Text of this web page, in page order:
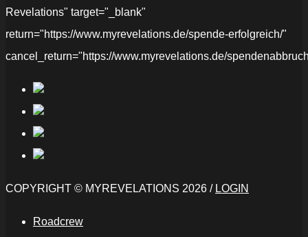
Revelations" target="_blank"
return="https://www.myrevelations.de/spende-erfolgreich/"
cancel_return="https://www.myrevelations.de/
COPYRIGHT © MYREVELATIONS 2026 / LOGIN
Roadcrew